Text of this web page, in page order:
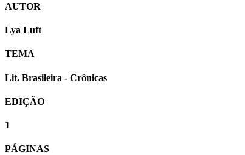
AUTOR
Lya Luft
TEMA
Lit. Brasileira - Crônicas
EDIÇÃO
1
PÁGINAS